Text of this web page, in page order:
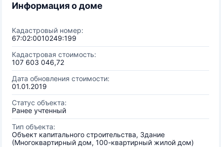
Информация о доме
Кадастровый номер:
67:02:0010249:199
Кадастровая стоимость:
107 603 046,72
Дата обновления стоимости:
01.01.2019
Статус объекта:
Ранее учтенный
Тип объекта:
Объект капитального строительства, Здание
(Многоквартирный дом, 100-квартирный жилой дом)